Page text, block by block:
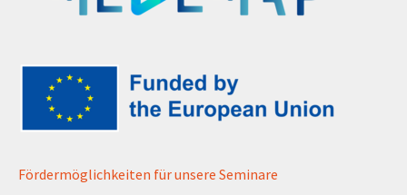
Fördermöglichkeiten für unsere Seminare